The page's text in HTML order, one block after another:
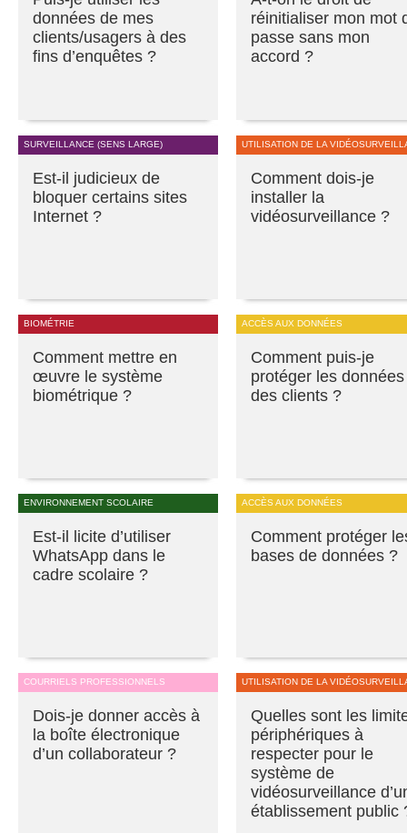
données de mes
clients/usagers à des
fins d’enquêtes ?
réinitialiser mon mot
passe sans mon
accord ?
SURVEILLANCE (SENS LARGE)
Est-il judicieux de
bloquer certains sites
Internet ?
UTILISATION DE LA
Comment dois-je
installer la
vidéosurveillance ?
BIOMÉTRIE
Comment mettre en
œuvre le système
biométrique ?
ACCÈS AUX DONNÉES
Comment puis-je
protéger les données
des clients ?
ENVIRONNEMENT SCOLAIRE
Est-il licite d’utiliser
WhatsApp dans le
cadre scolaire ?
ACCÈS AUX DONNÉES
Comment protéger
bases de données ?
COURRIELS PROFESSIONNELS
Dois-je donner accès à
la boîte électronique
d’un collaborateur ?
UTILISATION DE LA
Quelles sont les
périphériques à
respecter pour le
système de
vidéosurveillance
établissement public